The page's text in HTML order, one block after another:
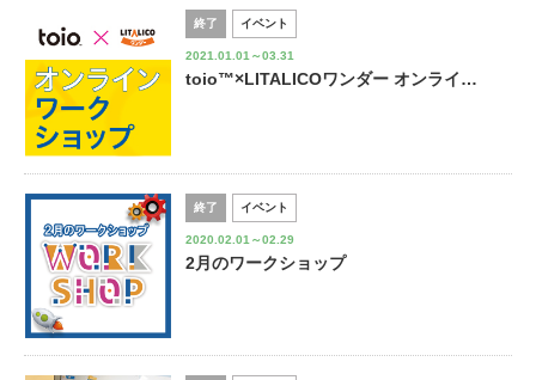
終了 イベント
2021.01.01～03.31
toio™×LITALICOワンダー オンライ…
終了 イベント
2020.02.01～02.29
2月のワークショップ